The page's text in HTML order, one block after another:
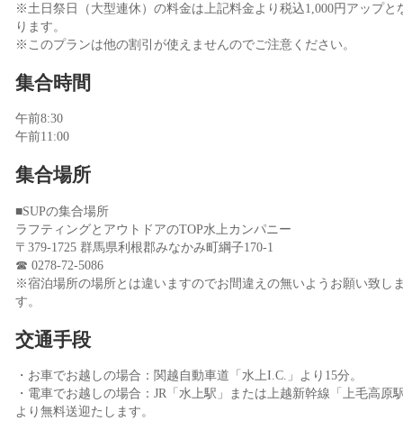
※土日祭日（大型連休）の料金は上記料金より税込1,000円アップと
ります。
※このプランは他の割引が使えませんのでご注意ください。
集合時間
午前8:30
午前11:00
集合場所
■SUPの集合場所
ラフティングとアウトドアのTOP水上カンパニー
〒379-1725 群馬県利根郡みなかみ町綱子170-1
☎ 0278-72-5086
※宿泊場所の場所とは違いますのでお間違えの無いようお願い致し
す。
交通手段
・お車でお越しの場合：関越自動車道「水上I.C.」より15分。
・電車でお越しの場合：JR「水上駅」または上越新幹線「上毛高原
より無料送迎たします。